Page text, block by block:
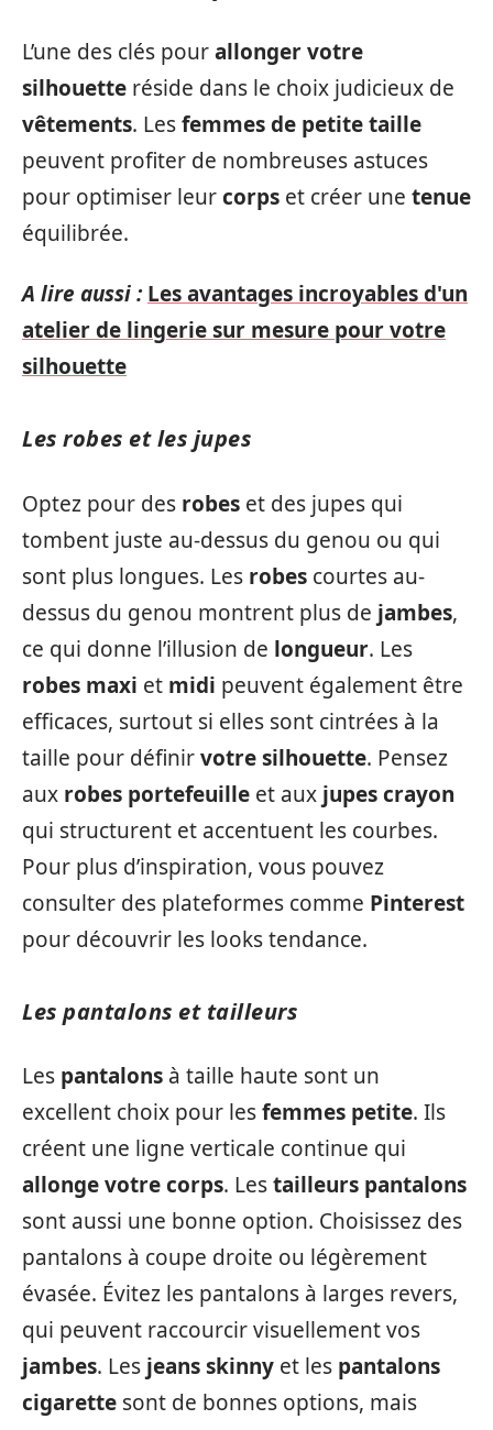
L’une des clés pourallonger votre
silhouette réside dans le choix judicieux de
vêtements. Lesfemmes de petite taille
peuvent profiter de nombreuses astuces
pour optimiser leurcorps et créer une tenue
équilibrée.
A lire aussi : Les avantages incroyables d'un
atelier de lingerie sur mesure pour votre
silhouette
Les robes et les jupes
Optez pour des robes et des jupes qui
tombent juste au-dessus du genou ou qui
sont plus longues. Les robes courtes au-
dessus du genou montrent plus de jambes,
ce qui donne l’illusion de longueur. Les
robes maxi et midi peuvent également être
efficaces, surtout si elles sont cintrées à la
taille pour définirvotre silhouette. Pensez
aux robes portefeuille et aux jupes crayon
qui structurent et accentuent les courbes.
Pour plus d’inspiration, vous pouvez
consulter des plateformes comme Pinterest
pour découvrir les looks tendance.
Les pantalons et tailleurs
Les pantalons à taille haute sont un
excellent choix pour lesfemmes petite. Ils
créent une ligne verticale continue qui
allonge votre corps. Lestailleurs pantalons
sont aussi une bonne option. Choisissez des
pantalons à coupe droite ou légèrement
évasée. Évitez les pantalons à larges revers,
qui peuvent raccourcir visuellement vos
jambes. Les jeans skinny et les pantalons
cigarette sont de bonnes options, mais